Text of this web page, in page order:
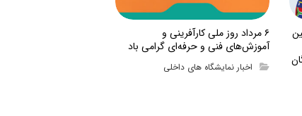
۶ مرداد روز ملی کارآفرینی و
آموزش‌های فنی و حرفه‌ای گرامی باد
اخبار نمایشگاه های داخلی